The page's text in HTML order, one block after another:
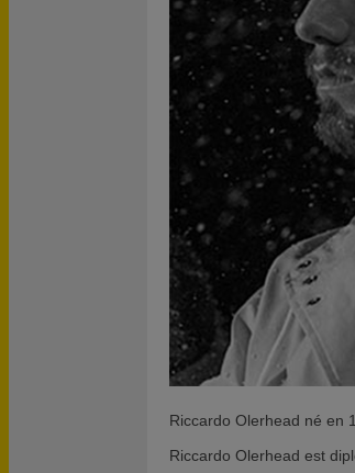
Riccardo Olerhead né en
Riccardo Olerhead est